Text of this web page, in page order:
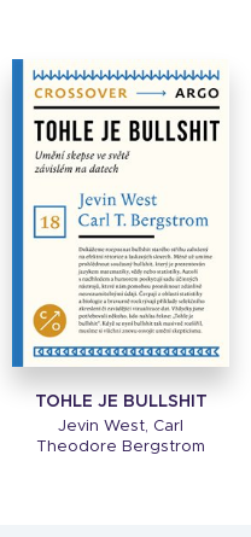
TOHLE JE BULLSHIT
Jevin West, Carl
Theodore Bergstrom